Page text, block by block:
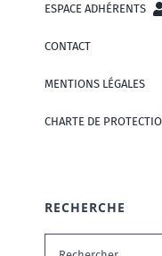
ESPACE ADHÉRENTS
CONTACT
MENTIONS LÉGALES
CHARTE DE
RECHERCHE
Rechercher: